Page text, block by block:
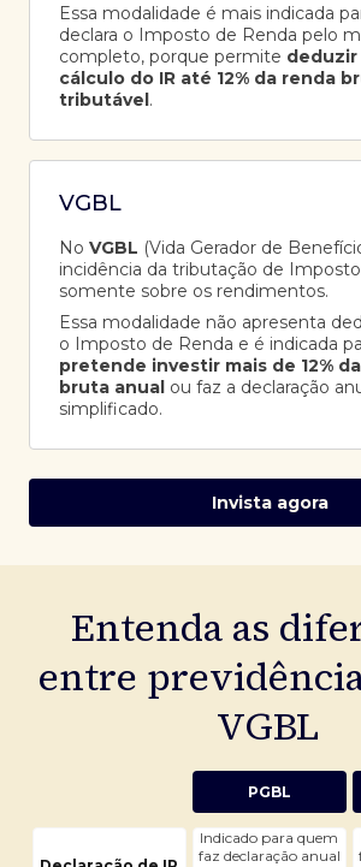
Essa modalidade é mais indicada
declara o Imposto de Renda pelo
completo, porque permite deduzir
cálculo do IR até 12% da renda
tributável.
VGBL
No VGBL (Vida Gerador de
incidência da tributação de
somente sobre os rendimentos.
Essa modalidade não apresenta
o Imposto de Renda e é indicada
pretende investir mais de 12%
bruta anual ou faz a declaração
simplificado.
Invista agora
Entenda as
entre
VGBL
PGBL
Indicado para quem
faz declaração anual